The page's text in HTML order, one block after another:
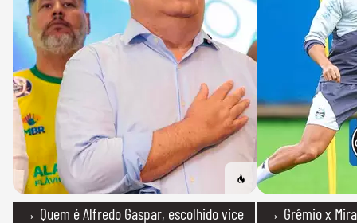
→ Quem é Alfredo Gaspar, escolhido vice
→ Grêmio x